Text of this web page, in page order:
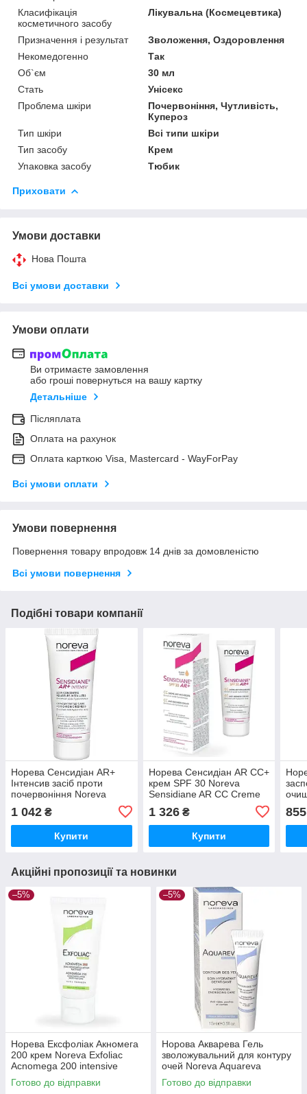
Класифікація
косметичного засобу
Лікувальна (Космецевтика)
Призначення і результат
Зволоження, Оздоровлення
Некомедогенно
Так
Об`єм
30 мл
Стать
Унісекс
Проблема шкіри
Почервоніння, Чутливість,
Купероз
Тип шкіри
Всі типи шкіри
Тип засобу
Крем
Упаковка засобу
Тюбик
Приховати
Умови доставки
Нова Пошта
Всі умови доставки
Умови оплати
Ви отримаєте замовлення
або гроші повернуться на вашу картку
Детальніше
Післяплата
Оплата на рахунок
Оплата карткою Visa, Mastercard - WayForPay
Всі умови оплати
Умови повернення
Повернення товару впродовж 14 днів за домовленістю
Всі умови повернення
Подібні товари компанії
Норева Сенсидіан АR+
Інтенсив засіб проти
почервоніння Noreva
rougeurs+ 30 мл
1 042 ₴
Купити
Норева Сенсидіан АR CC+
крем SPF 30 Noreva
Sensidiane AR CC Creme
1 326₴
Купити
мл
855
Акційні пропозиції та новинки
–5%
Норева Ексфоліак Акномега
200 крем Noreva Exfoliac
Acnomega 200 intensive
corrective care 30 мл
Готово до відправки
–5%
Норова Акварева Гель
зволожувальний для контуру
очей Noreva Aquareva
contour des yeux hydratant 15
мл
Готово до відправки